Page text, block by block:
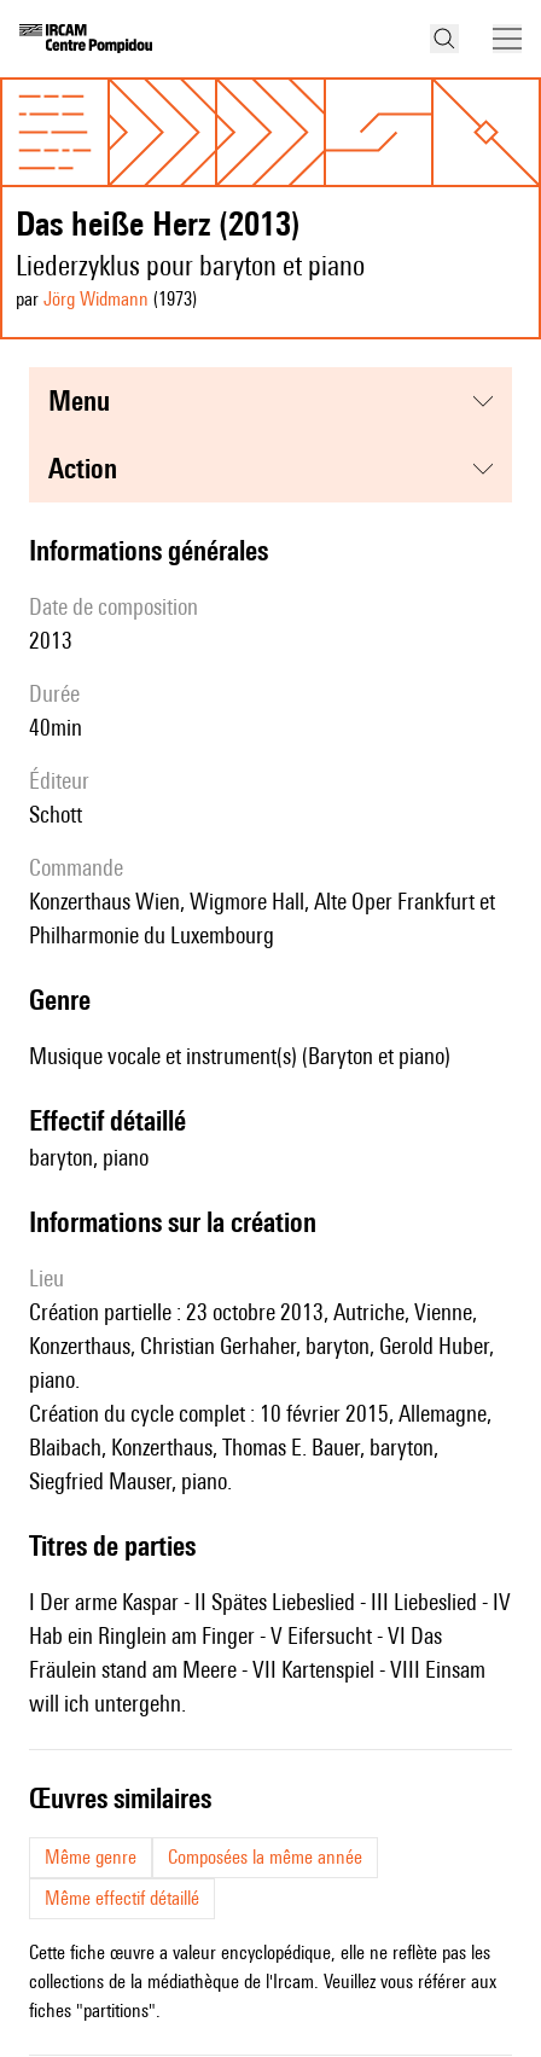
Das heiße Herz (2013)
Liederzyklus pour baryton et piano
par Jörg Widmann (1973)
menu
action
informations générales
date de composition
2013
durée
40min
éditeur
Schott
Commande
Konzerthaus Wien, Wigmore Hall, Alte Oper Frankfurt et
Philharmonie du Luxembourg
genre
Musique vocale et instrument(s) (Baryton et piano)
effectif détaillé
baryton, piano
informations sur la création
lieu
Création partielle : 23 octobre 2013, Autriche, Vienne,
Konzerthaus, Christian Gerhaher, baryton, Gerold Huber,
piano.
Création du cycle complet : 10 février 2015, Allemagne,
Blaibach, Konzerthaus, Thomas E. Bauer, baryton,
Siegfried Mauser, piano.
Titres de parties
I Der arme Kaspar - II Spätes Liebeslied - III Liebeslied - IV
Hab ein Ringlein am Finger - V Eifersucht - VI Das
Fräulein stand am Meere - VII Kartenspiel - VIII Einsam
will ich untergehn.
œuvres similaires
Même genre
Composées la même année
Même effectif détaillé
Cette fiche œuvre a valeur encyclopédique, elle ne reflète pas les
collections de la médiathèque de l'Ircam. Veuillez vous référer aux
fiches "partitions".